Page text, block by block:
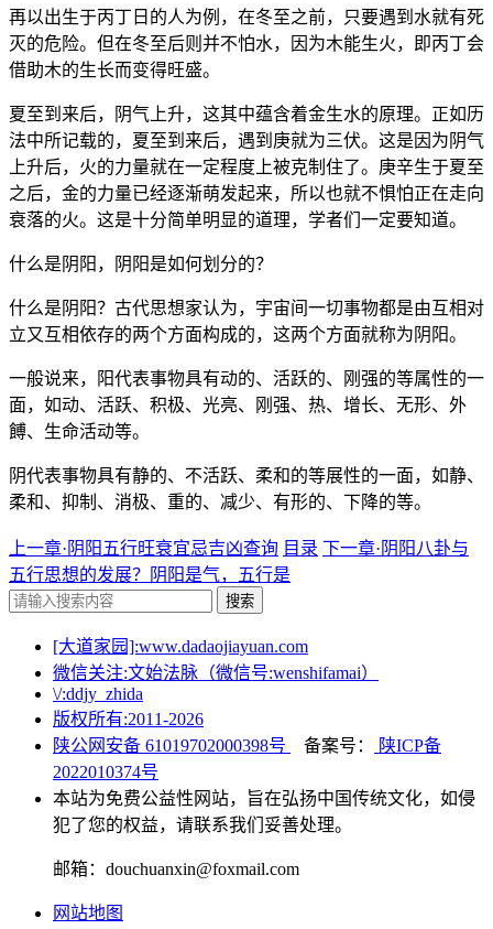
再以出生于丙丁日的人为例，在冬至之前，只要遇到水就有死
灭的危险。但在冬至后则并不怕水，因为木能生火，即丙丁会
借助木的生长而变得旺盛。
夏至到来后，阴气上升，这其中蕴含着金生水的原理。正如历
法中所记载的，夏至到来后，遇到庚就为三伏。这是因为阴气
上升后，火的力量就在一定程度上被克制住了。庚辛生于夏至
之后，金的力量已经逐渐萌发起来，所以也就不惧怕正在走向
衰落的火。这是十分简单明显的道理，学者们一定要知道。
什么是阴阳，阴阳是如何划分的？
什么是阴阳？古代思想家认为，宇宙间一切事物都是由互相对
立又互相依存的两个方面构成的，这两个方面就称为阴阳。
一般说来，阳代表事物具有动的、活跃的、刚强的等属性的一
面，如动、活跃、积极、光亮、刚强、热、增长、无形、外
餺、生命活动等。
阴代表事物具有静的、不活跃、柔和的等展性的一面，如静、
柔和、抑制、消极、重的、减少、有形的、下降的等。
上一章·阴阳五行旺衰宜忌吉凶查询 目录 下一章·阴阳八卦与
五行思想的发展？阴阳是气，五行是
搜索
[大道家园]:www.dadaojiayuan.com
微信关注:文始法脉（微信号:wenshifamai）
\/:ddjy_zhida
版权所有:2011-2026
陕公网安备 61019702000398号
备案号：
陕ICP备
2022010374号
本站为免费公益性网站，旨在弘扬中国传统文化，如侵
犯了您的权益，请联系我们妥善处理。
邮箱：douchuanxin@foxmail.com
网站地图